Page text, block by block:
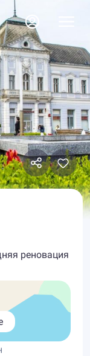
реновация